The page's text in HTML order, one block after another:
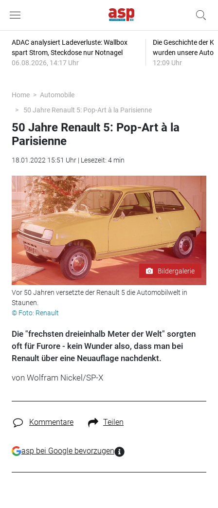
ADAC analysiert Ladeverluste: Wallbox
spart Strom, Steckdose nur Notnagel
06.08.2026, 14:17 Uhr
Die Geschichte der
wurden unsere
12:09 Uhr
Home
Automobile
50 Jahre Renault 5: Pop-Art à la Parisienne
50 Jahre Renault 5: Pop-Art à la
Parisienne
18.01.2022 15:51 Uhr | Lesezeit: 4 min
Bildergalerie
Vor 50 Jahren versetzte der Renault 5 die Automobilwelt in
Staunen.
© Foto: Renault
Die "frechsten dreieinhalb Meter der Welt" sorgten
oft für Furore - kein Wunder also, dass man bei
Renault über eine Neuauflage nachdenkt.
von Wolfram Nickel/SP-X
Kommentare Teilen
asp bei Google bevorzugen